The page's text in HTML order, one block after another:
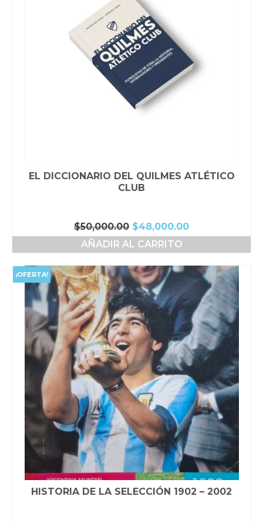
EL DICCIONARIO DEL QUILMES ATLÉTICO
CLUB
$50,000.00 El
precio
original
$50,000.00.
$48,000.00El
precio
$48,000.00.
AÑADIR AL CARRITO
¡OFERTA!
HISTORIA DE LA SELECCIÓN 1902 – 2002